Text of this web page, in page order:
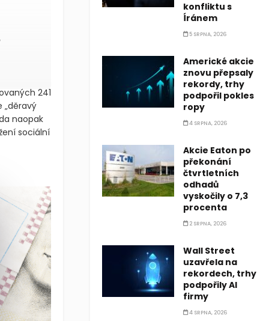
241
„děravý
naopak
sociální
konfliktu s
Íránem
5 SRPNA, 2026
Americké akcie
znovu přepsaly
rekordy, trhy
podpořil pokles
ropy
4 SRPNA, 2026
Akcie Eaton po
překonání
čtvrtletních
odhadů
vyskočily o 7,3
procenta
2 SRPNA, 2026
Wall Street
uzavřela na
rekordech, trhy
podpořily AI
firmy
4 SRPNA, 2026